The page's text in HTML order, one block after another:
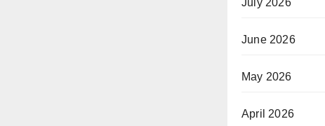
June 2026
May 2026
April 2026